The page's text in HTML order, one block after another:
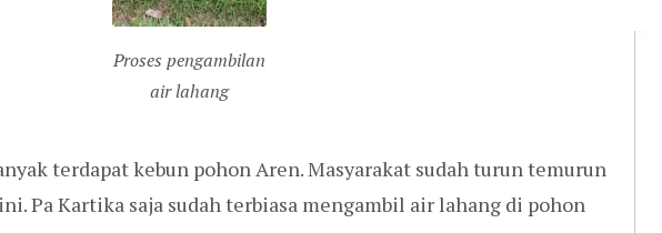
Proses pengambilan
air lahang
terdapat kebun pohon Aren. Masyarakat sudah turun temurun
Pa Kartika saja sudah terbiasa mengambil air lahang di pohon